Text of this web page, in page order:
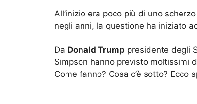
All’inizio era poco più di uno
negli anni, la questione ha iniziato
Da Donald Trump presidente degli
Simpson hanno previsto moltissimi
Come fanno? Cosa c’è sotto? Ecco